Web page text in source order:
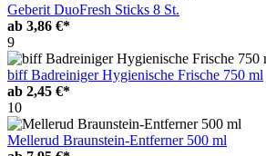
Geberit DuoFresh Sticks 8 St.
ab 3,86 €*
9
biff Badreiniger Hygienische Frische 750 ml
ab 2,45 €*
10
Mellerud Braunstein-Entferner 500 ml